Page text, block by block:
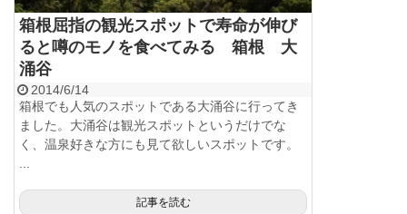
箱根屈指の観光スポットで寿命が伸び
ると噂のモノを食べてみる 箱根 大
涌谷
2014/6/14
箱根でも人気のスポットである大涌谷に行ってき
ました。大涌谷は観光スポットというだけでな
く、温泉好きな方にも見て欲しいスポットです。
記事を読む